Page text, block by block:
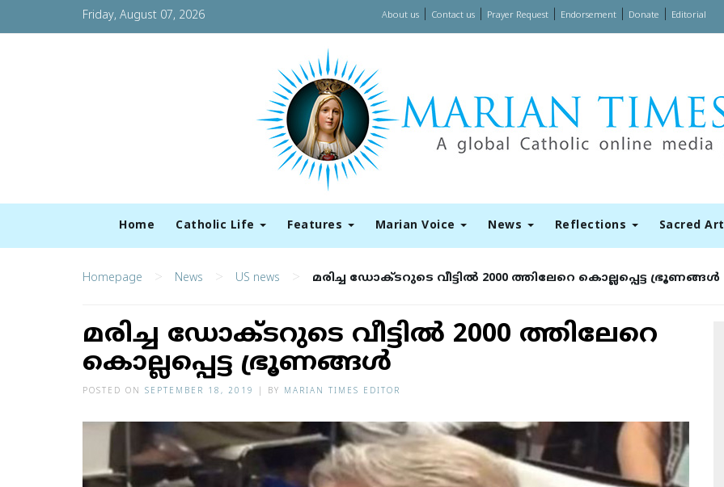
Friday, August 07, 2026 About us| Contact us| Prayer Request| Endorsement| Donate Editorial
Home Catholic Life Features Marian Voice News Reflections Sacred Art
Homepage > News > US news > മരിച്ച ഡോക്ടറുടെ വീട്ടില്‍ 2000 ത്തിലേറെ കൊല്ലപ്പെട്ട ഭ്രൂണങ്ങള്‍
മരിച്ച ഡോക്ടറുടെ വീട്ടില്‍ 2000 ത്തിലേറെ
കൊല്ലപ്പെട്ട ഭ്രൂണങ്ങള്‍
POSTED ON SEPTEMBER 18, 2019 BY MARIAN TIMES EDITOR